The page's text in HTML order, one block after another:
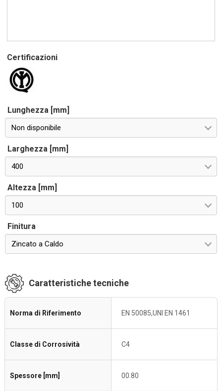
Certificazioni
Lunghezza [mm]
Non disponibile
Larghezza [mm]
400
Altezza [mm]
100
Finitura
Zincato a Caldo
Caratteristiche tecniche
Norma di Riferimento EN 50085,UNI EN 1461
Classe di Corrosività C4
Spessore [mm] 00.80